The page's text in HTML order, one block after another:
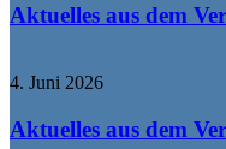
Aktuelles aus dem
4. Juni 2026
Aktuelles aus dem